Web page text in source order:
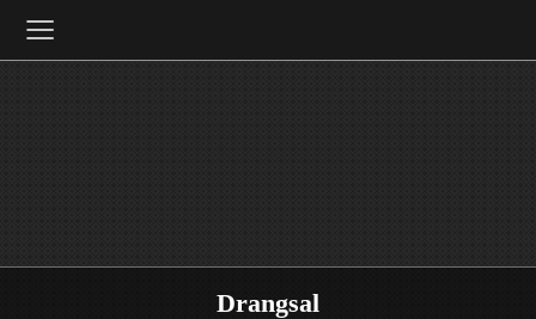
Drangsal
≡